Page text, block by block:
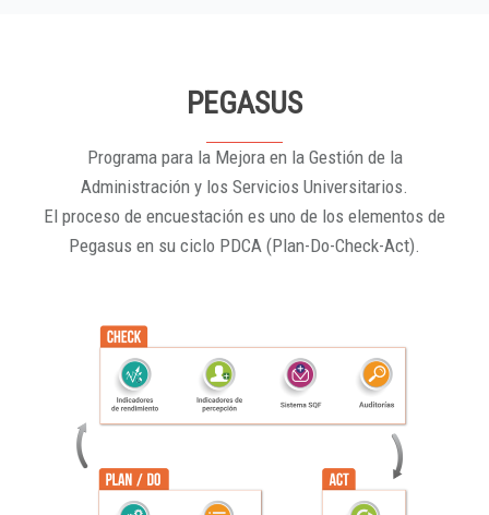
PEGASUS
Programa para la Mejora en la Gestión de la
Administración y los Servicios Universitarios.
El proceso de encuestación es uno de los elementos de
Pegasus en su ciclo PDCA (Plan-Do-Check-Act).